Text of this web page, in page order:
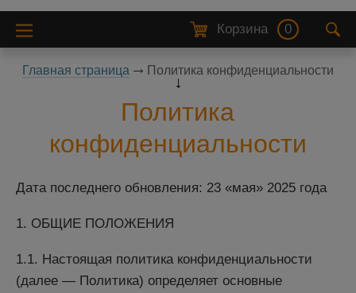
Корзина 0
Главная страница Политика конфиденциальности
Политика
конфиденциальности
Дата последнего обновления: 23 «мая» 2025 года
1. ОБЩИЕ ПОЛОЖЕНИЯ
1.1. Настоящая политика конфиденциальности
(далее — Политика) определяет основные